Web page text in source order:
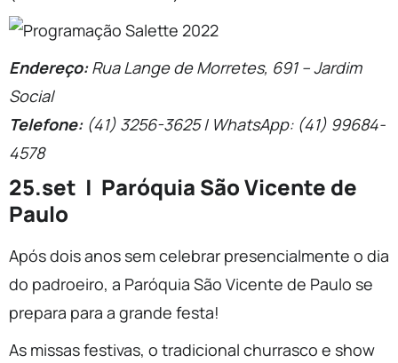
Endereço:Rua Lange de Morretes, 691 – Jardim
Social
Telefone:(41) 3256-3625 | WhatsApp: (41) 99684-
4578
25.set | Paróquia São Vicente de
Paulo
Após dois anos sem celebrar presencialmente o dia
do padroeiro, a Paróquia São Vicente de Paulo se
prepara para a grande festa!
As missas festivas, o tradicional churrasco e show